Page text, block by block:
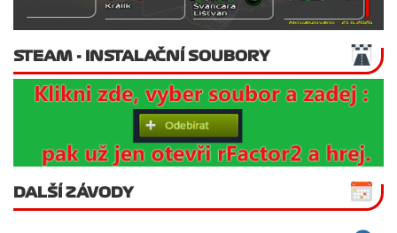
STEAM - INSTALAČNÍ SOUBORY
DALŠÍ ZÁVODY